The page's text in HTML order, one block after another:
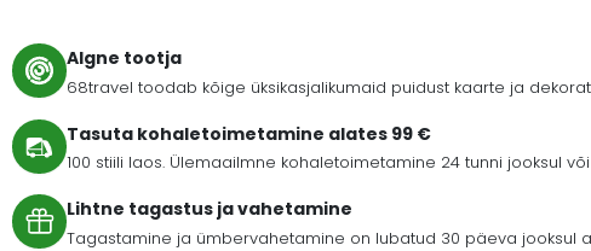
Algne tootja
68travel toodab kõige üksikasjalikumaid puidust kaarte ja
Tasuta kohaletoimetamine alates 99 €
100 stiili laos. Ülemaailmne kohaletoimetamine 24 tunni jooksul
Lihtne tagastus ja vahetamine
Tagastamine ja ümbervahetamine on lubatud 30 päeva jooksul